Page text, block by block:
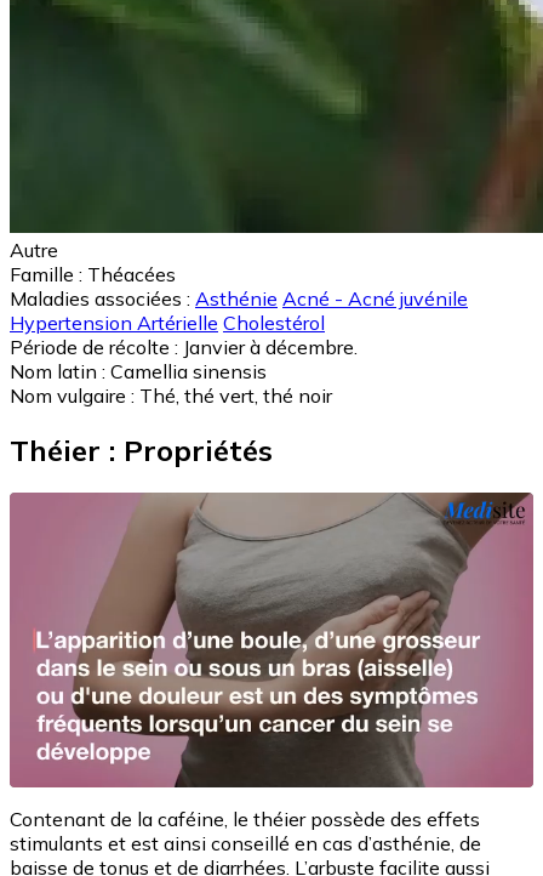
Autre
Famille : Théacées
Maladies associées : Asthénie Acné - Acné juvénile
Hypertension Artérielle Cholestérol
Période de récolte : Janvier à décembre.
Nom latin : Camellia sinensis
Nom vulgaire : Thé, thé vert, thé noir
Théier : Propriétés
Contenant de la caféine, le théier possède des effets
stimulants et est ainsi conseillé en cas d’asthénie, de
baisse de tonus et de diarrhées. L’arbuste facilite aussi